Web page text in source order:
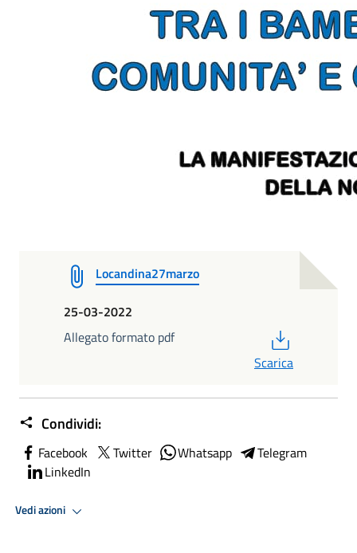
Locandina27marzo
25-03-2022
Allegato formato pdf
Scarica
Condividi:
Facebook Twitter Whatsapp
Telegram
LinkedIn
Vedi azioni